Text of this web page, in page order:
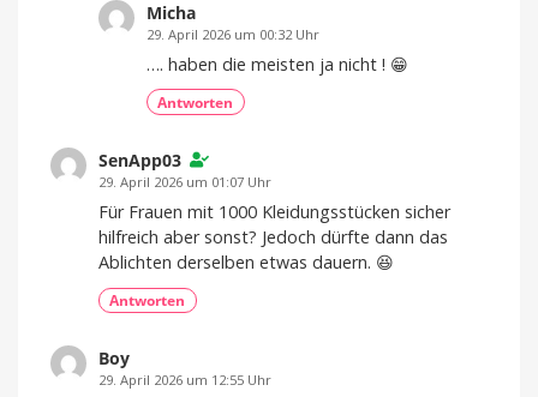
Micha
29. April 2026 um 00:32 Uhr
…. haben die meisten ja nicht ! 😁
Antworten
SenApp03
29. April 2026 um 01:07 Uhr
Für Frauen mit 1000 Kleidungsstücken sicher
hilfreich aber sonst? Jedoch dürfte dann das
Ablichten derselben etwas dauern. 😆
Antworten
Boy
29. April 2026 um 12:55 Uhr